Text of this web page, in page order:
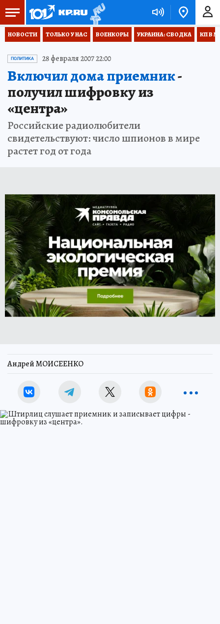
НОВОСТИ ТОЛЬКО У НАС ВОЕНКОРЫ УКРАИНА: СВОДКА КП В
ПОЛИТИКА 28 февраля 2007 22:00
Включил дома приемник-
получил шифровку из
«центра»
Российские радиолюбители
свидетельствуют: число шпионов в мире
растет год от года
Андрей МОИСЕЕНКО